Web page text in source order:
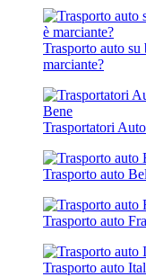
Trasporto auto su
marciante?
Trasportatori
Trasporto auto
Trasporto auto
Trasporto auto